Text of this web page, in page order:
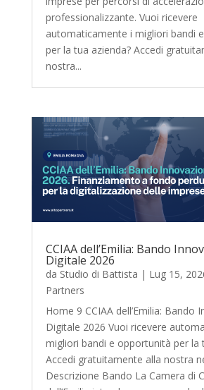
professionalizzante. Vuoi ricevere
automaticamente i migliori bandi
per la tua azienda? Accedi
nostra...
CCIAA dell’Emilia: Bando
Digitale 2026
da Studio di Battista | Lug 15,
Partners
Home 9 CCIAA dell’Emilia: Bando
Digitale 2026 Vuoi ricevere
migliori bandi e opportunità per la
Accedi gratuitamente alla nostra
Descrizione Bando La Camera di